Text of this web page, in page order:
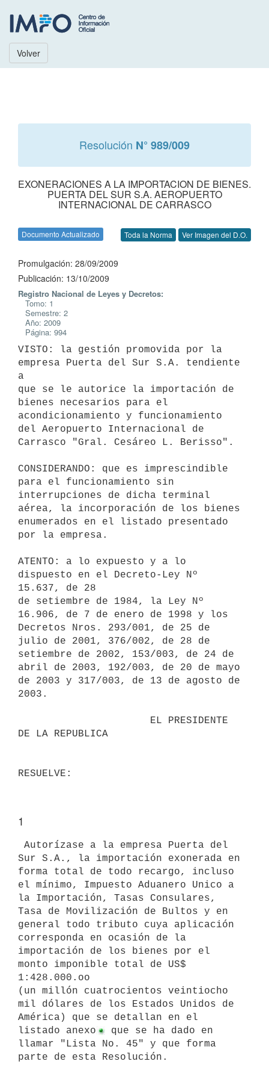
Volver
Resolución N° 989/009
EXONERACIONES A LA IMPORTACION DE BIENES.
PUERTA DEL SUR S.A. AEROPUERTO
INTERNACIONAL DE CARRASCO
Documento Actualizado Toda la Norma Ver Imagen del D.O.
Promulgación: 28/09/2009
Publicación: 13/10/2009
Registro Nacional de Leyes y Decretos:
Tomo: 1
Semestre: 2
Año: 2009
Página: 994
VISTO: la gestión promovida por la
empresa Puerta del Sur S.A. tendiente
a
que se le autorice la importación de
bienes necesarios para el
acondicionamiento y funcionamiento
del Aeropuerto Internacional de
Carrasco "Gral. Cesáreo L. Berisso".
CONSIDERANDO: que es imprescindible
para el funcionamiento sin
interrupciones de dicha terminal
aérea, la incorporación de los bienes
enumerados en el listado presentado
por la empresa.
ATENTO: a lo expuesto y a lo
dispuesto en el Decreto-Ley Nº
15.637, de 28
de setiembre de 1984, la Ley Nº
16.906, de 7 de enero de 1998 y los
Decretos Nros. 293/001, de 25 de
julio de 2001, 376/002, de 28 de
setiembre de 2002, 153/003, de 24 de
abril de 2003, 192/003, de 20 de mayo
de 2003 y 317/003, de 13 de agosto de
2003.
DE LA REPUBLICA
1
Sur S.A., la importación exonerada en
forma total de todo recargo, incluso
el mínimo, Impuesto Aduanero Unico a
la Importación, Tasas Consulares,
Tasa de Movilización de Bultos y en
general todo tributo cuya aplicación
corresponda en ocasión de la
importación de los bienes por el
monto imponible total de US$
1:428.000.oo
(un millón cuatrocientos veintiocho
mil dólares de los Estados Unidos de
América) que se detallan en el
listado anexo
que se ha dado en
llamar "Lista No. 45" y que forma
parte de esta Resolución.